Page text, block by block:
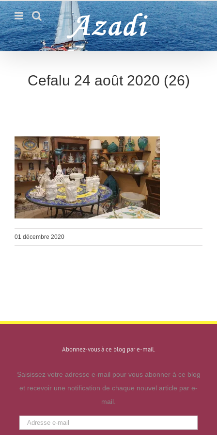
Passer
au
contenu
Cefalu 24 août 2020 (26)
01 décembre 2020
Abonnez-vous à ce blog par e-mail.
Saisissez votre adresse e-mail pour vous abonner à ce blog
et recevoir une notification de chaque nouvel article par e-
mail.
Adresse